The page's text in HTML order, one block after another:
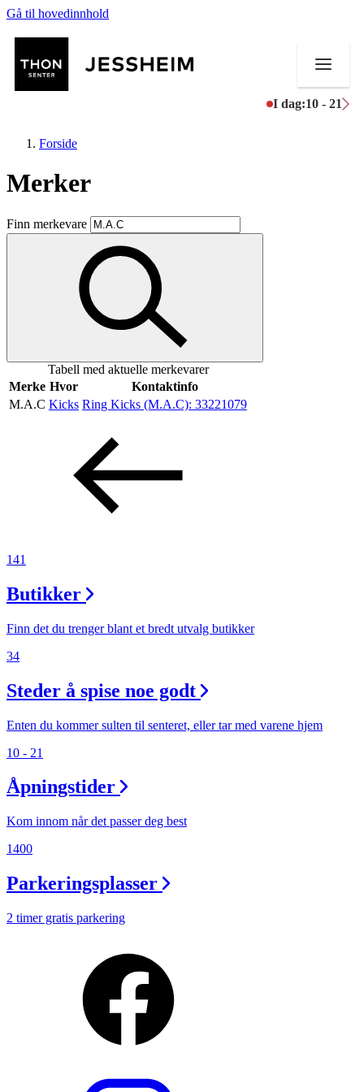
Gå til hovedinnhold
I dag:10 - 21
Butikker
Mat og drikke
Aktiviteter
Inspirasjon
Gavekort
Forside
Merker
Finn merkevare
Tabell med aktuelle merkevarer
Merke Hvor
Kontaktinfo
M.A.C Kicks Ring Kicks (M.A.C): 33221079
141
Butikker
Finn det du trenger blant et bredt utvalg butikker
34
Steder å spise noe godt
Enten du kommer sulten til senteret, eller tar med varene hjem
10 - 21
Åpningstider
Kom innom når det passer deg best
1400
Parkeringsplasser
2 timer gratis parkering